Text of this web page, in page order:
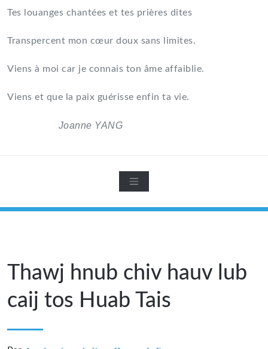
Tes louanges chantées et tes prières dites
Transpercent mon cœur doux sans limites.
Viens à moi car je connais ton âme affaiblie.
Viens et que la paix guérisse enfin ta vie.
Joanne YANG
Thawj hnub chiv hauv lub
caij tos Huab Tais